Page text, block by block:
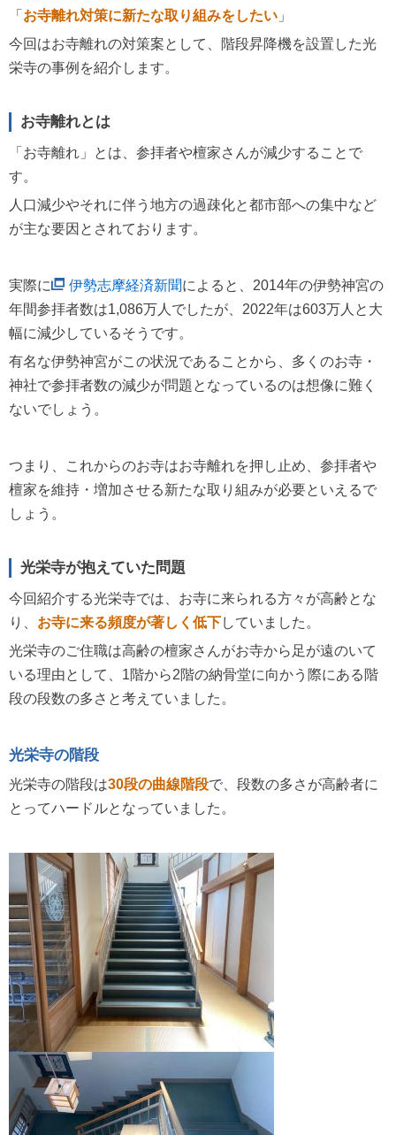
「 お寺離れ対策に新たな取り組みをしたい 」
今回はお寺離れの対策案として、階段昇降機を設置した光
栄寺の事例を紹介します。
お寺離れとは
「お寺離れ」とは、参拝者や檀家さんが減少することで
す。
人口減少やそれに伴う地方の過疎化と都市部への集中など
が主な要因とされております。
実際に 伊勢志摩経済新聞によると、2014年の伊勢神宮の
年間参拝者数は1,086万人でしたが、2022年は603万人と大
幅に減少しているそうです。
有名な伊勢神宮がこの状況であることから、多くのお寺・
神社で参拝者数の減少が問題となっているのは想像に難く
ないでしょう。
つまり、これからのお寺はお寺離れを押し止め、参拝者や
檀家を維持・増加させる新たな取り組みが必要といえるで
しょう。
光栄寺が抱えていた問題
今回紹介する光栄寺では、お寺に来られる方々が高齢とな
り、 お寺に来る頻度が著しく低下していました。
光栄寺のご住職は高齢の檀家さんがお寺から足が遠のいて
いる理由として、1階から2階の納骨堂に向かう際にある階
段の段数の多さと考えていました。
光栄寺の階段
光栄寺の階段は30段の曲線階段で、段数の多さが高齢者に
とってハードルとなっていました。